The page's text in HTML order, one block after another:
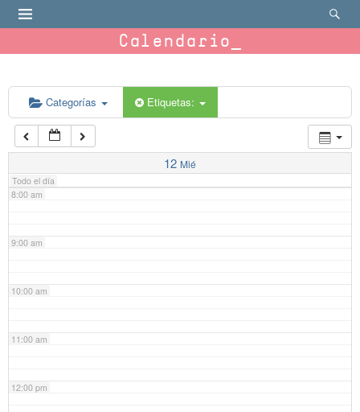
Calendario
Categorías Etiquetas:
12 Mié
Todo el día
6:00 am
7:00 am
8:00 am
9:00 am
10:00 am
11:00 am
12:00 pm